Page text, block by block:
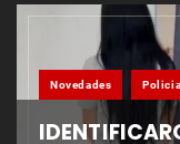
Novedades